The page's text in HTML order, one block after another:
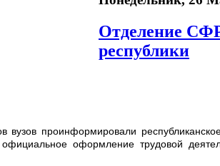
Отделение
республики
вузов проинформировали
официальное оформление трудовой